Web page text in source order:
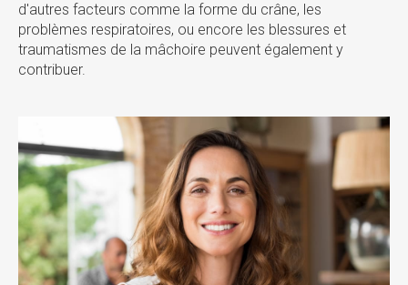
d'autres facteurs comme la forme du crâne, les
problèmes respiratoires, ou encore les blessures et
traumatismes de la mâchoire peuvent également y
contribuer.